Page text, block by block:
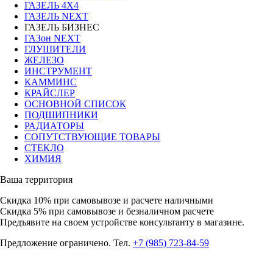
ГАЗЕЛЬ 4Х4
ГАЗЕЛЬ NEXT
ГАЗЕЛЬ БИЗНЕС
ГАЗон NEXT
ГЛУШИТЕЛИ
ЖЕЛЕЗО
ИНСТРУМЕНТ
КАММИНС
КРАЙСЛЕР
ОСНОВНОЙ СПИСОК
ПОДШИПНИКИ
РАДИАТОРЫ
СОПУТСТВУЮЩИЕ ТОВАРЫ
СТЕКЛО
ХИМИЯ
Ваша территория
Скидка 10% при самовывозе и расчете наличными
Скидка 5% при самовывозе и безналичном расчете
Предъявите на своем устройстве консультанту в магазине.
Предложение ограничено. Тел. +7 (985) 723-84-59